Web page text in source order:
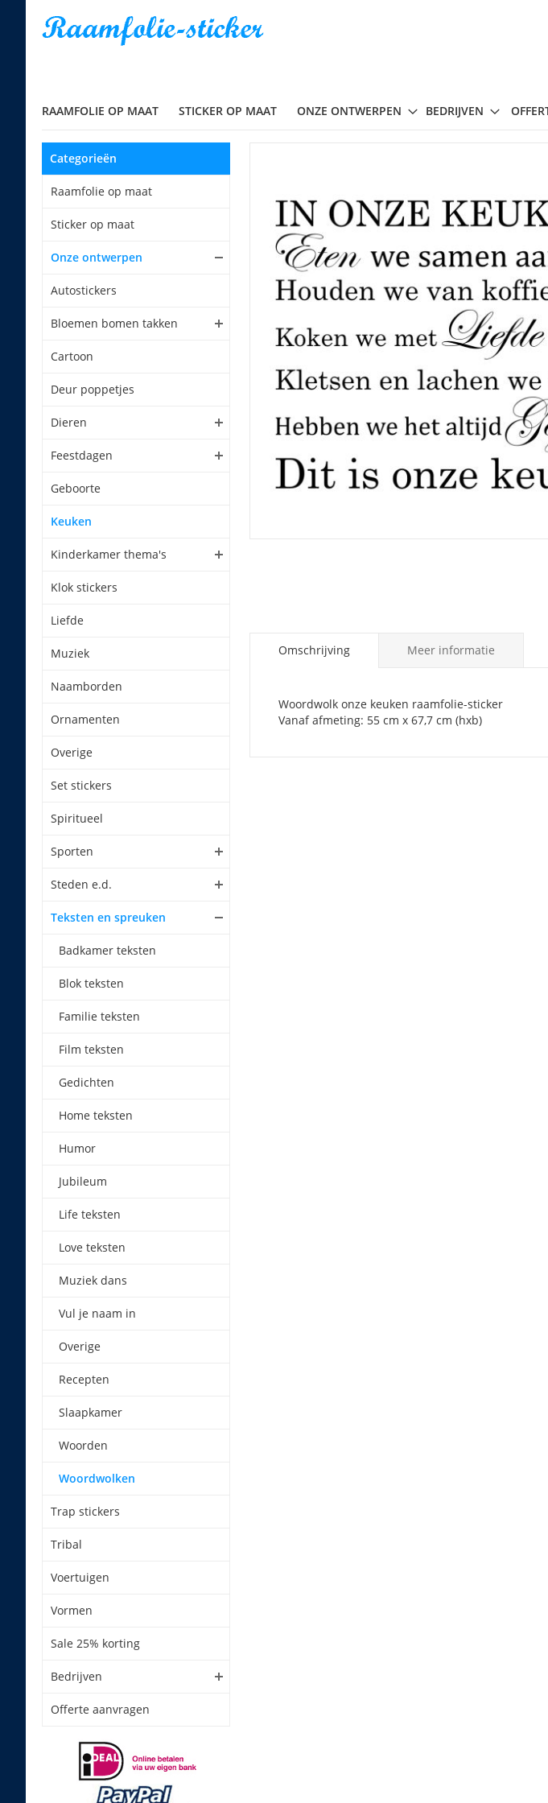
RAAMFOLIE OP MAAT STICKER OP MAAT ONZE ONTWERPEN BEDRIJVEN
Omschrijving
Woordwolk onze keuken raamfolie-sticker
Vanaf afmeting: 55 cm x 67,7 cm (hxb)
Meer informatie
Categorieën
Raamfolie op maat
Sticker op maat
Onze ontwerpen
Autostickers
Bloemen bomen takken
Cartoon
Deur poppetjes
Dieren
Feestdagen
Geboorte
Keuken
Kinderkamer thema's
Klok stickers
Liefde
Muziek
Naamborden
Ornamenten
Overige
Set stickers
Spiritueel
Sporten
Steden e.d.
Teksten en spreuken
Badkamer teksten
Blok teksten
Familie teksten
Film teksten
Gedichten
Home teksten
Humor
Jubileum
Life teksten
Love teksten
Muziek dans
Vul je naam in
Overige
Recepten
Slaapkamer
Woorden
Woordwolken
Trap stickers
Tribal
Voertuigen
Vormen
Sale 25% korting
Bedrijven
Offerte aanvragen